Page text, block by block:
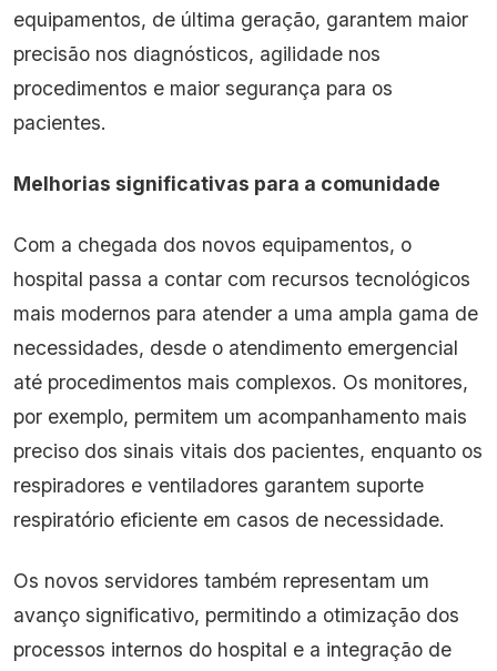
equipamentos, de última geração, garantem maior
precisão nos diagnósticos, agilidade nos
procedimentos e maior segurança para os
pacientes.
Melhorias significativas para a comunidade
Com a chegada dos novos equipamentos, o
hospital passa a contar com recursos tecnológicos
mais modernos para atender a uma ampla gama de
necessidades, desde o atendimento emergencial
até procedimentos mais complexos. Os monitores,
por exemplo, permitem um acompanhamento mais
preciso dos sinais vitais dos pacientes, enquanto os
respiradores e ventiladores garantem suporte
respiratório eficiente em casos de necessidade.
Os novos servidores também representam um
avanço significativo, permitindo a otimização dos
processos internos do hospital e a integração de